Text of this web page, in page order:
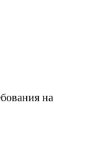
на